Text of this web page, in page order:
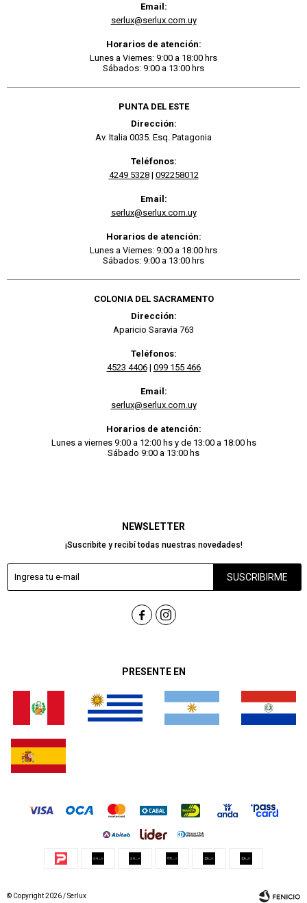
PRESENTE EN
NEWSLETTER
¡Suscribite y recibí todas nuestras novedades!
SUSCRIBIRME
 
Email:
serlux@serlux.com.uy
Horarios de atención:
Lunes a Viernes: 9:00 a 18:00 hrs
Sábados: 9:00 a 13:00 hrs
PUNTA DEL ESTE
Dirección:
Av. Italia 0035. Esq. Patagonia
Teléfonos:
4249 5328| 092258012
Email:
serlux@serlux.com.uy
Horarios de atención:
Lunes a Viernes: 9:00 a 18:00 hrs
Sábados: 9:00 a 13:00 hrs
COLONIA DEL SACRAMENTO
Dirección:
Aparicio Saravia 763
Teléfonos:
4523 4406| 099 155 466
Email:
serlux@serlux.com.uy
Horarios de atención:
Lunes a viernes 9:00 a 12:00 hs y de 13:00 a 18:00 hs
Sábado 9:00 a 13:00 hs
© Copyright 2026 / Serlux